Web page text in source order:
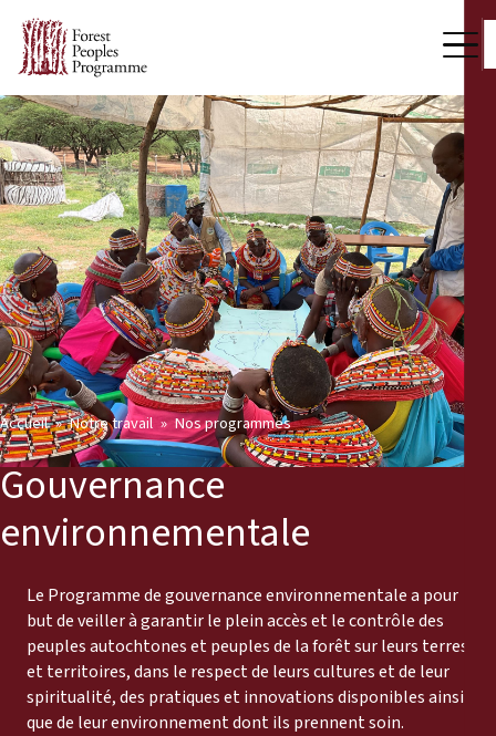
Accueil Notre travail Nos programmes
Gouvernance
environnementale
Le Programme de gouvernance environnementale a pour
but de veiller à garantir le plein accès et le contrôle des
peuples autochtones et peuples de la forêt sur leurs terres
et territoires, dans le respect de leurs cultures et de leur
spiritualité, des pratiques et innovations disponibles ainsi
que de leur environnement dont ils prennent soin.